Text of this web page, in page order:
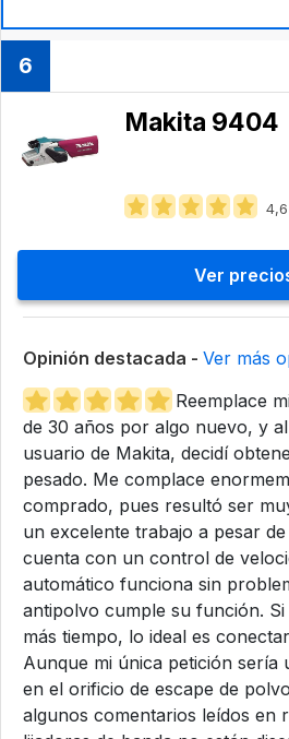
6
Makita 9404
Ver
Opinión destacada - Ver más
Reemplace
de 30 años por algo nuevo, y
usuario de Makita, decidí
pesado. Me complace
comprado, pues resultó ser
un excelente trabajo a pesar
cuenta con un control de
automático funciona sin
antipolvo cumple su función.
más tiempo, lo ideal es
Aunque mi única petición sería
en el orificio de escape de
algunos comentarios leídos en